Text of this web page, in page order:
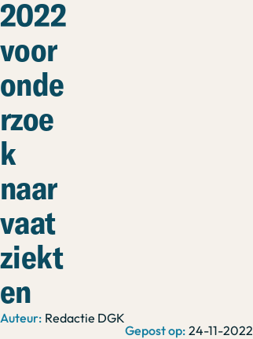
2022
voor
onde
rzoe
k
naar
vaat
ziekt
en
Redactie DGK
24-11-2022